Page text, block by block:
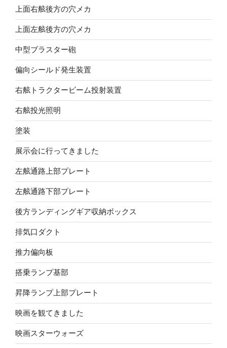
上面右舷後方の穴メカ
上面左舷後方の穴メカ
中型ブラスター砲
偏向シールド発生装置
右舷トラクタービーム投射装置
右舷投光照明
塗装
展示会に行ってきました
左舷通路上部プレート
左舷通路下部プレート
後方ランディングギア収納ボックス
排気口ダクト
推力偏向板
搭乗ランプ基部
昇降ランプ上部プレート
映画を観てきました
映画スターウォーズ